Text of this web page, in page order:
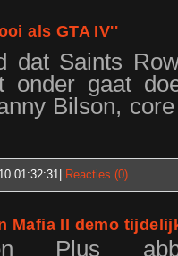
als GTA IV''
dat Saints
onder gaat
Bilson,
01:32:31| Reacties (0)
Mafia II demo
Plus